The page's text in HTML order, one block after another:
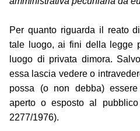
Per quanto riguarda il reato
tale luogo, ai fini della legge
luogo di privata dimora.
essa lascia vedere o
possa (o non debba)
aperto o esposto al
2277/1976).